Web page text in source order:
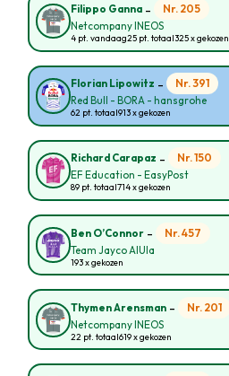
Filippo Ganna - Nr. 205
Netcompany INEOS
4 pt. vandaag25 pt. totaal325 x gekozen
Florian Lipowitz - Nr. 391
Red Bull - BORA - hansgrohe
62 pt. totaal913 x gekozen
Richard Carapaz - Nr. 150
EF Education - EasyPost
89 pt. totaal714 x gekozen
Ben O’Connor - Nr. 457
Team Jayco AlUla
193 x gekozen
Thymen Arensman - Nr. 201
Netcompany INEOS
22 pt. totaal619 x gekozen